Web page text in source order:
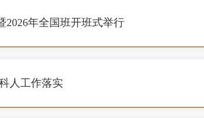
2026年全国班开班式举行
人工作落实